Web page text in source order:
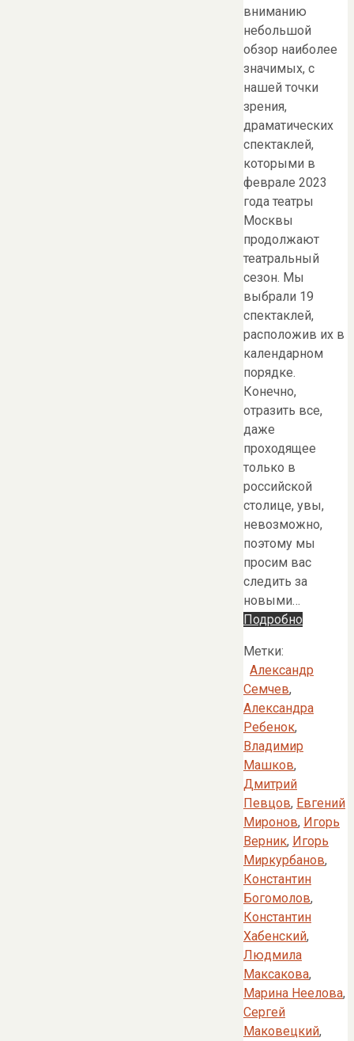
вниманию
небольшой
обзор наиболее
значимых, с
нашей точки
зрения,
драматических
спектаклей,
которыми в
феврале 2023
года театры
Москвы
продолжают
театральный
сезон. Мы
выбрали 19
спектаклей,
расположив их в
календарном
порядке.
Конечно,
отразить все,
даже
проходящее
только в
российской
столице, увы,
невозможно,
поэтому мы
просим вас
следить за
новыми…
Подробно
Метки:
Александр
Семчев,
Александра
Ребенок,
Владимир
Машков,
Дмитрий
Певцов, Евгений
Миронов, Игорь
Верник, Игорь
Миркурбанов,
Константин
Богомолов,
Константин
Хабенский,
Людмила
Максакова,
Марина Неелова,
Сергей
Маковецкий,